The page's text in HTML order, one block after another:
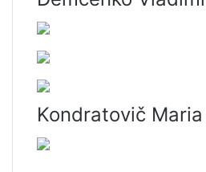
Kondratovič